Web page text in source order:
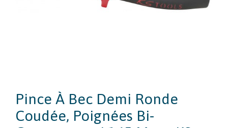
Pince À Bec Demi Ronde
Coudée, Poignées Bi-